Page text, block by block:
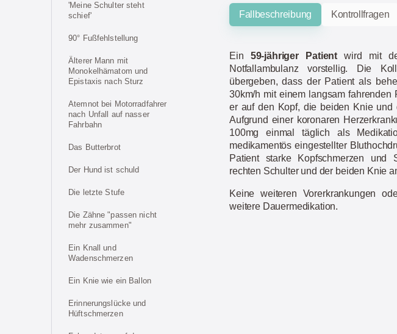
'Meine Schulter steht
schief'
90° Fußfehlstellung
Älterer Mann mit
Monokelhämatom und
Epistaxis nach Sturz
Atemnot bei Motorradfahrer
nach Unfall auf nasser
Fahrbahn
Das Butterbrot
Der Hund ist schuld
Die letzte Stufe
Die Zähne "passen nicht
mehr zusammen"
Ein Knall und
Wadenschmerzen
Ein Knie wie ein Ballon
Erinnerungslücke und
Hüftschmerzen
Fallbeschreibung Kontrollfragen
Ein 59-jähriger Patient wird mit
Notfallambulanz vorstellig. Die
übergeben, dass der Patient als
30km/h mit einem langsam
er auf den Kopf, die beiden Knie und
Aufgrund einer koronaren
100mg einmal täglich als
medikamentös eingestellter
Patient starke Kopfschmerzen und
rechten Schulter und der beiden Knie
Keine weiteren Vorerkrankungen
weitere Dauermedikation.